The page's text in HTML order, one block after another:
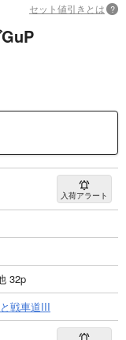
セット値引きとは ?
入荷アラート
32p
戦車道III